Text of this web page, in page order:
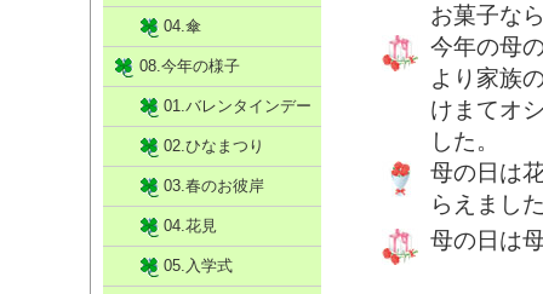
お菓子な
今年の母
より家族
けまてオ
した。
母の日は
らえまし
母の日は
04.傘
08.今年の様子
01.バレンタインデー
02.ひなまつり
03.春のお彼岸
04.花見
05.入学式